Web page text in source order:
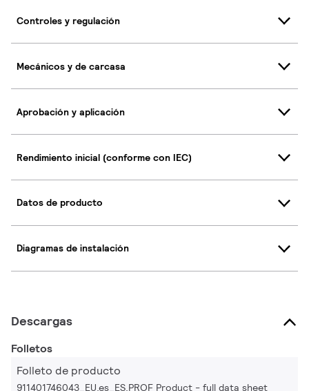
Controles y regulación
Mecánicos y de carcasa
Aprobación y aplicación
Rendimiento inicial (conforme con IEC)
Datos de producto
Diagramas de instalación
Descargas
Folletos
Folleto de producto
911401746043_EU.es_ES.PROF Product - full data sheet